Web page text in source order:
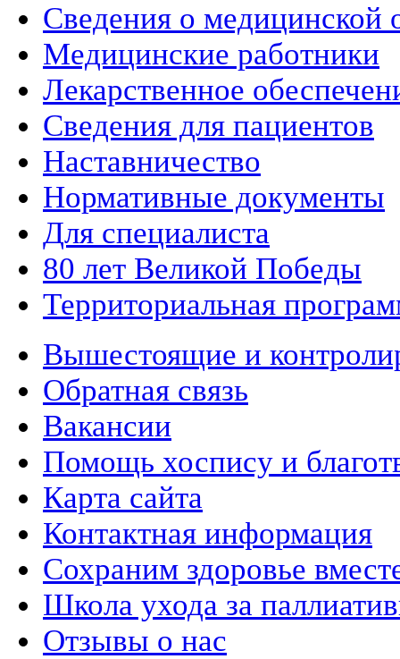
Сведения о медицинской
Медицинские работники
Лекарственное
Сведения для пациентов
Наставничество
Нормативные документы
Для специалиста
80 лет Великой Победы
Территориальная
Вышестоящие и
Обратная связь
Вакансии
Помощь хоспису и
Карта сайта
Контактная информация
Сохраним здоровье
Школа ухода за
Отзывы о нас